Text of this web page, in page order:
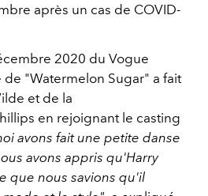
après un cas de COVID-
2020 du Vogue
"Watermelon Sugar" a fait
et de la
en rejoignant le casting
avons fait une petite danse
avons appris qu'Harry
que nous savions qu'il